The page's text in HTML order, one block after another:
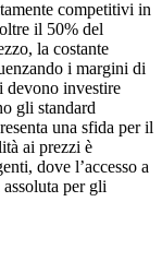
competitivi in
il 50% del
la costante
i margini di
investire
gli standard
una sfida per il
ai prezzi è
dove l’accesso a
per gli